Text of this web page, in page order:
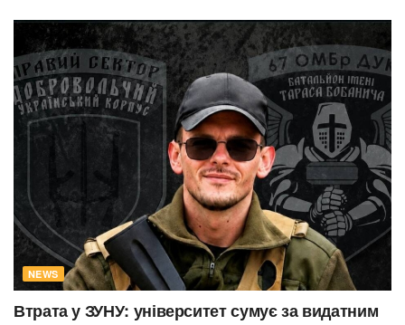
NEWS
Втрата у ЗУНУ: університет сумує за видатним